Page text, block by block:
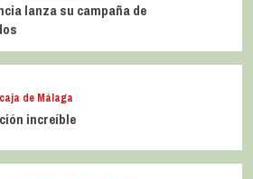
lanza su campaña de
de Málaga
increíble